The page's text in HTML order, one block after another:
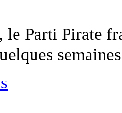
le Parti Pirate